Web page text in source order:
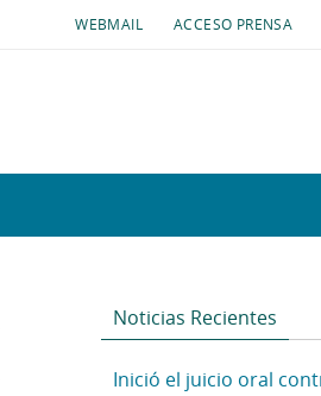
WEBMAIL ACCESO PRENSA
Noticias Recientes
Inició el juicio oral